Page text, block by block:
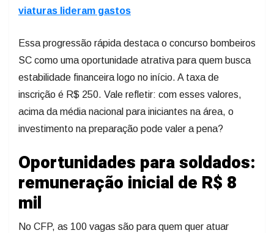
viaturas lideram gastos
Essa progressão rápida destaca o concurso bombeiros
SC como uma oportunidade atrativa para quem busca
estabilidade financeira logo no início. A taxa de
inscrição é R$ 250. Vale refletir: com esses valores,
acima da média nacional para iniciantes na área, o
investimento na preparação pode valer a pena?
Oportunidades para soldados:
remuneração inicial de R$ 8
mil
No CFP, as 100 vagas são para quem quer atuar